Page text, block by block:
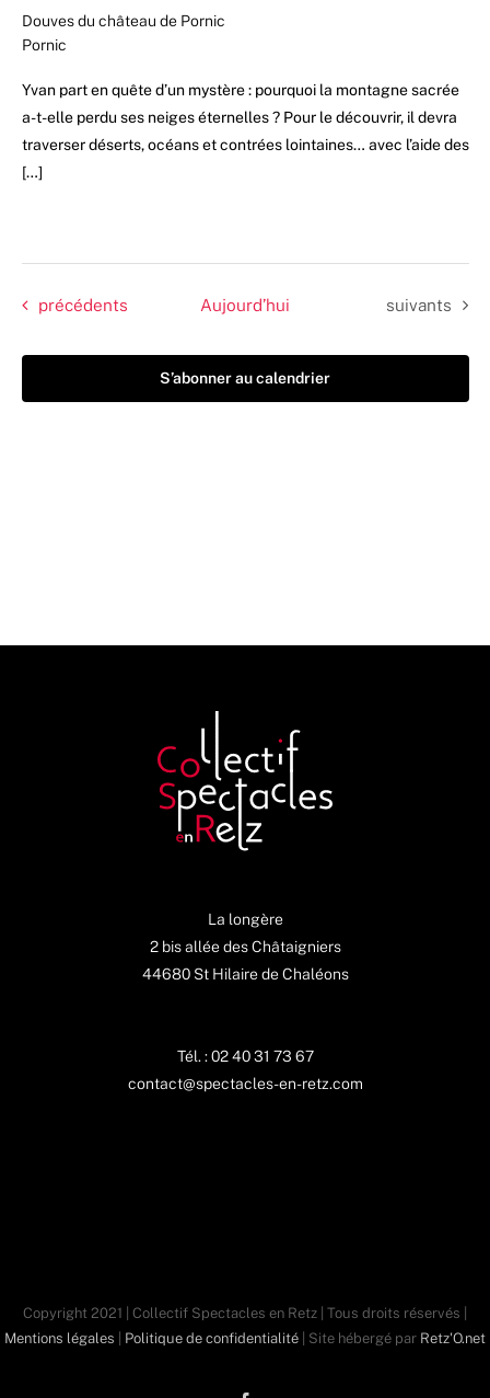
Douves du château de Pornic
Pornic
Yvan part en quête d’un mystère : pourquoi la montagne sacrée
a-t-elle perdu ses neiges éternelles ? Pour le découvrir, il devra
traverser déserts, océans et contrées lointaines… avec l’aide des
[…]
Évènements
précédents Aujourd’hui Évènements
suivants
S’abonner au calendrier
La longère
2 bis allée des Châtaigniers
44680 St Hilaire de Chaléons
Tél. : 02 40 31 73 67
contact@spectacles-en-retz.com
Copyright 2021 | Collectif Spectacles en Retz | Tous droits réservés |
Mentions légales
Politique de confidentialité | Site hébergé par Retz'O.net